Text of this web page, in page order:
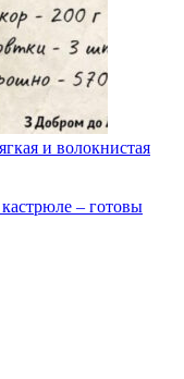
и волокнистая
– готовы